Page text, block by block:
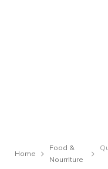
Home
Food &
Nourriture